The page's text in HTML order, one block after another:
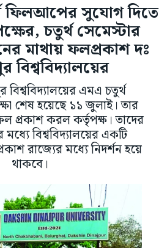
ফিলআপের সুযোগ দিতে
চতুর্থ সেমেস্টার
মাথায় ফলপ্রকাশ দঃ
বিশ্ববিদ্যালয়ের
বিশ্ববিদ্যালয়ের এমএ চতুর্থ
শেষ হয়েছে ১১ জুলাই। তার
প্রকাশ করল কর্তৃপক্ষ। তাদের
মধ্যে বিশ্ববিদ্যালয়ের একটি
রাজ্যের মধ্যে নিদর্শন হয়ে
থাকবে।